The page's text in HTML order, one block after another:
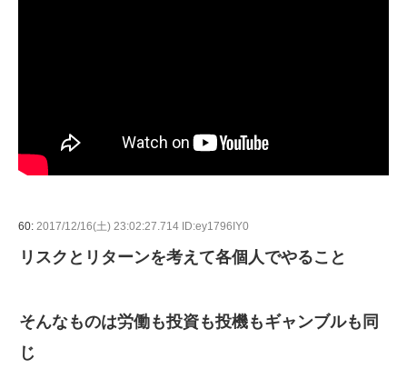
60: 2017/12/16(土) 23:02:27.714 ID:ey1796IY0
リスクとリターンを考えて各個人でやること
そんなものは労働も投資も投機もギャンブルも同
じ